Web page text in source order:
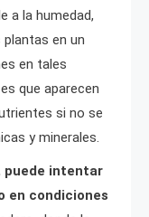
a la humedad,
en un
en tales
que aparecen
si no se
y minerales.
puede intentar
en condiciones